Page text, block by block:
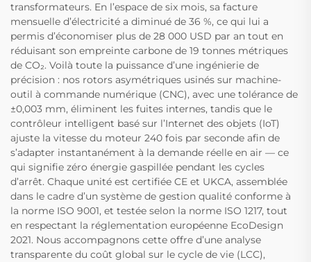
transformateurs. En l’espace de six mois, sa facture
mensuelle d’électricité a diminué de 36 %, ce qui lui a
permis d’économiser plus de 28 000 USD par an tout en
réduisant son empreinte carbone de 19 tonnes métriques
de CO₂. Voilà toute la puissance d’une ingénierie de
précision : nos rotors asymétriques usinés sur machine-
outil à commande numérique (CNC), avec une tolérance de
±0,003 mm, éliminent les fuites internes, tandis que le
contrôleur intelligent basé sur l’Internet des objets (IoT)
ajuste la vitesse du moteur 240 fois par seconde afin de
s’adapter instantanément à la demande réelle en air — ce
qui signifie zéro énergie gaspillée pendant les cycles
d’arrêt. Chaque unité est certifiée CE et UKCA, assemblée
dans le cadre d’un système de gestion qualité conforme à
la norme ISO 9001, et testée selon la norme ISO 1217, tout
en respectant la réglementation européenne EcoDesign
2021. Nous accompagnons cette offre d’une analyse
transparente du coût global sur le cycle de vie (LCC),